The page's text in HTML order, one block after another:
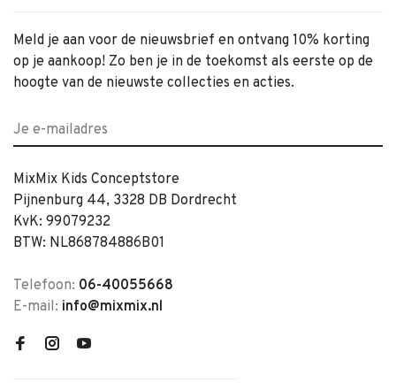
Meld je aan voor de nieuwsbrief en ontvang 10% korting
op je aankoop! Zo ben je in de toekomst als eerste op de
hoogte van de nieuwste collecties en acties.
MixMix Kids Conceptstore
Pijnenburg 44, 3328 DB Dordrecht
KvK: 99079232
BTW: NL868784886B01
Telefoon: 06-40055668
E-mail: info@mixmix.nl